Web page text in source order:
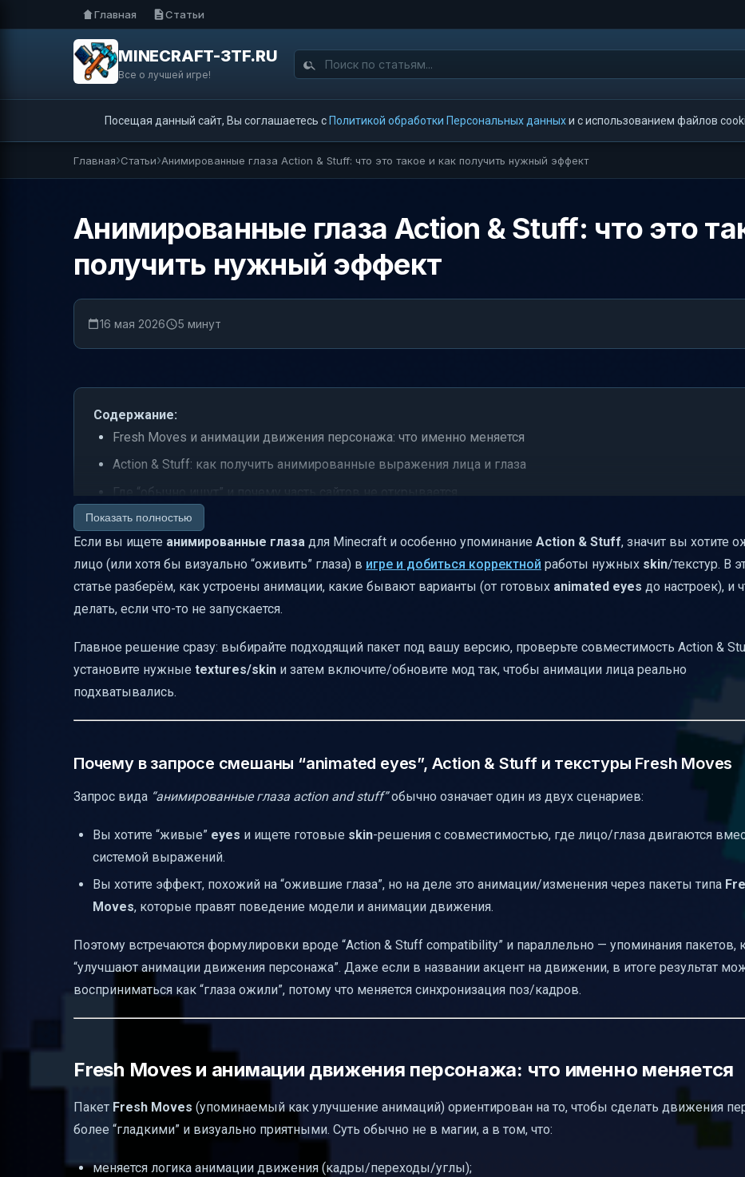
Главная Статьи
MINECRAFT-3TF.RU
Все о лучшей игре!
Посещая данный сайт, Вы соглашаетесь с Политикой обработки Персональных данныхи с использованием файлов
Главная Статьи Анимированные глаза Action & Stuff: что это такое и как получить нужный эффект
Анимированные глаза Action & Stuff: что это
получить нужный эффект
16 мая 2026 5 минут
Содержание:
Fresh Moves и анимации движения персонажа: что именно меняется
Action & Stuff: как получить анимированные выражения лица и глаза
Где “обычно ищут” и почему часть сайтов не открывается
Практический чек-лист установки (без сложных терминов)
Ответ на главный запрос: что именно делать, если вам нужны анимированные глаза
Показать полностью
Если вы ищете анимированные глаза для Minecraft и особенно упоминание Action & Stuff, значит вы хотите
лицо (или хотя бы визуально “оживить” глаза) в игре и добиться корректной работы нужных skin/текстур. В
статье разберём, как устроены анимации, какие бывают варианты (от готовых animated eyes до настроек), и
делать, если что-то не запускается.
Главное решение сразу: выбирайте подходящий пакет под вашу версию, проверьте совместимость Action &
установите нужные textures/skin и затем включите/обновите мод так, чтобы анимации лица реально
подхватывались.
Почему в запросе смешаны “animated eyes”, Action & Stuff и текстуры Fresh Moves
Запрос вида “анимированные глаза action and stuff”обычно означает один из двух сценариев:
Вы хотите “живые” eyes и ищете готовые skin-решения с совместимостью, где лицо/глаза двигаются
системой выражений.
Вы хотите эффект, похожий на “ожившие глаза”, но на деле это анимации/изменения через пакеты типа
Moves, которые правят поведение модели и анимации движения.
Поэтому встречаются формулировки вроде “Action & Stuff compatibility” и параллельно — упоминания пакетов,
“улучшают анимации движения персонажа”. Даже если в названии акцент на движении, в итоге результат
восприниматься как “глаза ожили”, потому что меняется синхронизация поз/кадров.
Fresh Moves и анимации движения персонажа: что именно меняется
Пакет Fresh Moves (упоминаемый как улучшение анимаций) ориентирован на то, чтобы сделать движения
более “гладкими” и визуально приятными. Суть обычно не в магии, а в том, что:
меняется логика анимации движения (кадры/переходы/углы);